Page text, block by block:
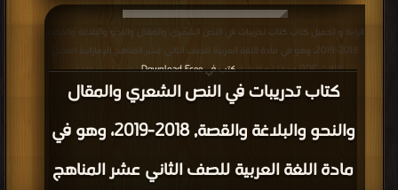
كتاب تدريبات في النص الشعري والمقال
والنحو والبلاغة والقصة, 2018-2019، وهو في
مادة اللغة العربية للصف الثاني عشر المناهج
قراءة و تحميل كتاب كتاب تدريبات في النص الشعري والمقال والنحو والبلاغة والقصة,
2018-2019، وهو في مادة اللغة العربية للصف الثاني عشر المناهج الإماراتية الفصل
الثالث PDF مجانا | مكتبة >
كتب في Download Free | التحميل : مرة/مرات